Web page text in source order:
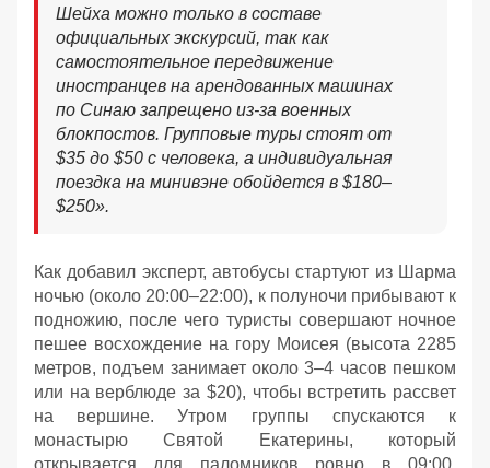
Шейха можно только в составе
официальных экскурсий, так как
самостоятельное передвижение
иностранцев на арендованных машинах
по Синаю запрещено из-за военных
блокпостов. Групповые туры стоят от
$35 до $50 с человека, а индивидуальная
поездка на минивэне обойдется в $180–
$250».
Как добавил эксперт, автобусы стартуют из Шарма
ночью (около 20:00–22:00), к полуночи прибывают к
подножию, после чего туристы совершают ночное
пешее восхождение на гору Моисея (высота 2285
метров, подъем занимает около 3–4 часов пешком
или на верблюде за $20), чтобы встретить рассвет
на вершине. Утром группы спускаются к
монастырю Святой Екатерины, который
открывается для паломников ровно в 09:00,